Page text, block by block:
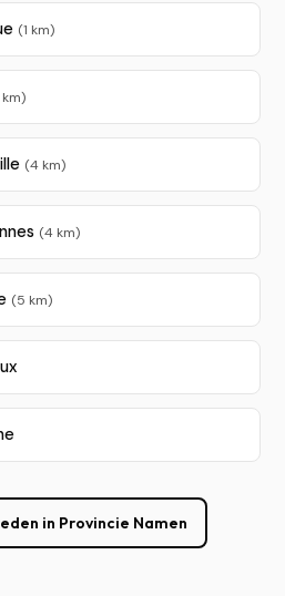
(1 km)
(4 km)
(4 km)
(5 km)
in Provincie Namen